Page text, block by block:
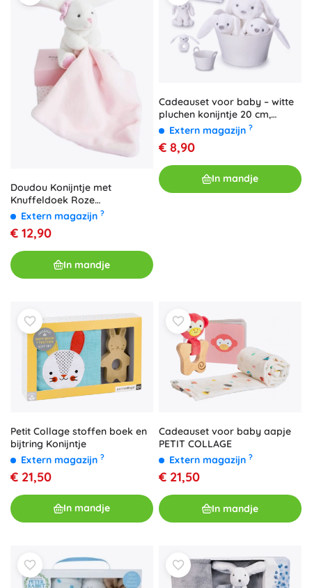
Doudou Konijntje met
Knuffeldoek Roze
Geschenkset
Extern magazijn ?
€ 12,90
In mandje
Cadeauset voor baby – witte
pluchen konijntje 20 cm,
rammelaar en knuffeldoekje
in een zacht mandje
Extern magazijn ?
€ 8,90
In mandje
Petit Collage stoffen boek en
bijtring Konijntje
Extern magazijn ?
€ 21,50
In mandje
Cadeauset voor baby aapje
PETIT COLLAGE
Extern magazijn ?
€ 21,50
In mandje